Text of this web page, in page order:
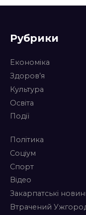
Рубрики
Економіка
Здоров’я
Культура
Освіта
Події
Політика
Соціум
Спорт
Відео
Закарпатські
Втрачений